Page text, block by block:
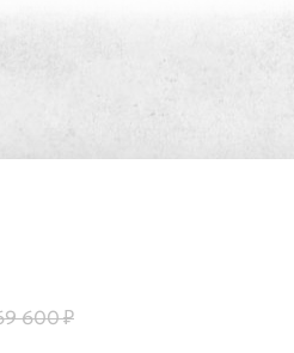
600 ₽